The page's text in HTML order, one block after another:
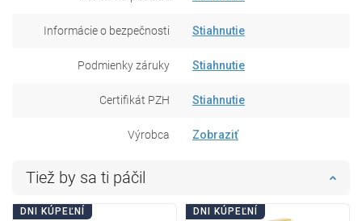
Informácie o bezpečnosti Stiahnutie
Podmienky záruky Stiahnutie
Certifikát PZH Stiahnutie
Výrobca Zobraziť
Tiež by sa ti páčil
DNI KÚPEĽNÍ DNI KÚPEĽNÍ